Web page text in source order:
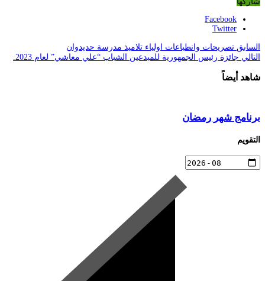
Facebook
Twitter
السابق تصريحات وانطباعات اولياء تلاميذ مدرسة حديدوان
التالي جائزة رئيس الجمهورية للمبدعين الشباب “علي معاشي” لعام 2023.
شاهد أيضاً
برنامج شهر رمضان
التقويم